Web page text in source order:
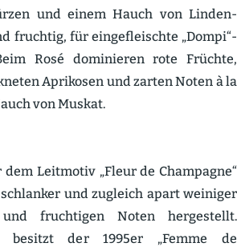
und einem Hauch von Linden­
fruchtig, für einge­fleischte „Dompi“-
Rosé dominieren rote Früchte,
Aprikosen und zarten Noten à la
von Muskat.
Leitmotiv „Fleur de Champagne“
und zugleich apart weiniger
fruch­tigen Noten herge­stellt.
besitzt der 1995er „Femme de